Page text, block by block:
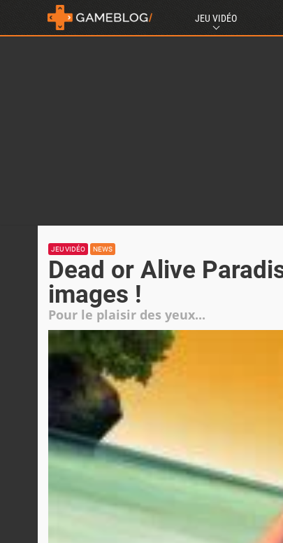
JEU VIDÉO
JEU VIDÉO NEWS
Dead or Alive
images !
Pour le plaisir des yeux...